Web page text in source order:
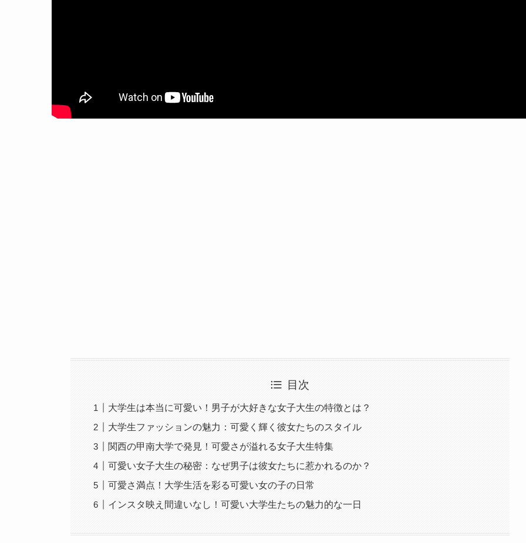
目次
大学生は本当に可愛い！男子が大好きな女子大生の特徴とは？
大学生ファッションの魅力：可愛く輝く彼女たちのスタイル
関西の甲南大学で発見！可愛さが溢れる女子大生特集
可愛い女子大生の秘密：なぜ男子は彼女たちに惹かれるのか？
可愛さ満点！大学生活を彩る可愛い女の子の日常
インスタ映え間違いなし！可愛い大学生たちの魅力的な一日